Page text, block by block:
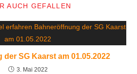
AUCH GEFALLEN
der SG Kaarst am 01.05.2022
3. Mai 2022